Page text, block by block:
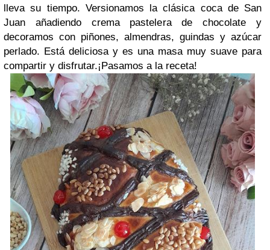
lleva su tiempo. Versionamos la clásica coca de San
Juan añadiendo crema pastelera de chocolate y
decoramos con piñones, almendras, guindas y azúcar
perlado. Está deliciosa y es una masa muy suave para
compartir y disfrutar.¡Pasamos a la receta!